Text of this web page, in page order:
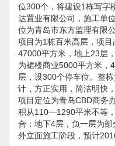
位300个，将建设1栋写字
达置业有限公司，施工单
位为青岛市东方监理有限公
项目为1栋百米高层，项
47000平方米，地上23层
为裙楼商业5000平方米，
层，设300个停车位。整
计，方正实用，简洁明快
项目定位为青岛CBD商务
积从110—1290平米不等
合；地下4层，负一层为
外立面施工阶段，预计